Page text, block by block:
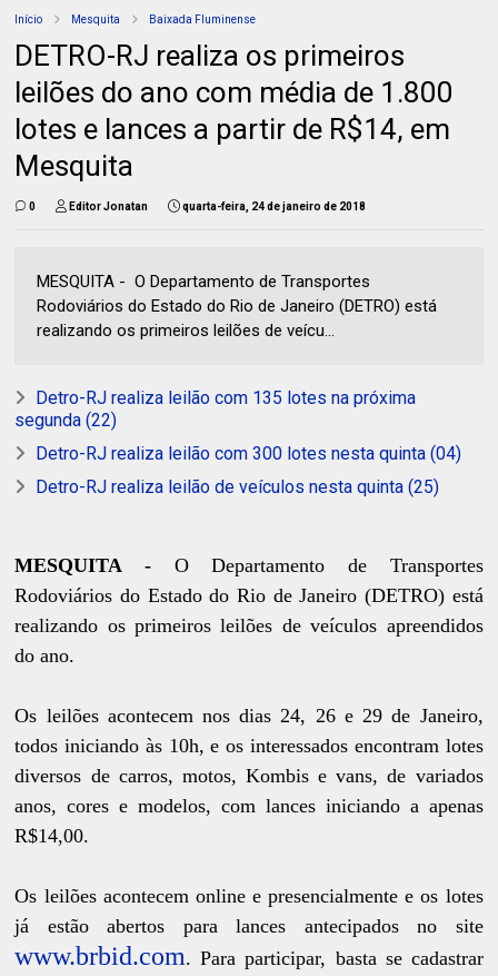
Início Mesquita Baixada Fluminense
DETRO-RJ realiza os primeiros
leilões do ano com média de 1.800
lotes e lances a partir de R$14, em
Mesquita
0 Editor Jonatan quarta-feira, 24 de janeiro de 2018
MESQUITA - O Departamento de Transportes
Rodoviários do Estado do Rio de Janeiro (DETRO) está
realizando os primeiros leilões de veícu...
Detro-RJ realiza leilão com 135 lotes na próxima
segunda (22)
Detro-RJ realiza leilão com 300 lotes nesta quinta (04)
Detro-RJ realiza leilão de veículos nesta quinta (25)
MESQUITA - O Departamento de Transportes
Rodoviários do Estado do Rio de Janeiro (DETRO) está
realizando os primeiros leilões de veículos apreendidos
do ano.
Os leilões acontecem nos dias 24, 26 e 29 de Janeiro,
todos iniciando às 10h, e os interessados encontram lotes
diversos de carros, motos, Kombis e vans, de variados
anos, cores e modelos, com lances iniciando a apenas
R$14,00.
Os leilões acontecem online e presencialmente e os lotes
já estão abertos para lances antecipados no site
www.brbid.com. Para participar, basta se cadastrar